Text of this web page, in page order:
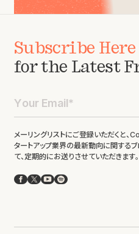
Subscribe Here
for the Latest
メーリングリストにご登録いただくと
タートアップ業界の最新動向に関する
て、定期的にお送りさせていただきます
Facebook
X YouTube
Spotify